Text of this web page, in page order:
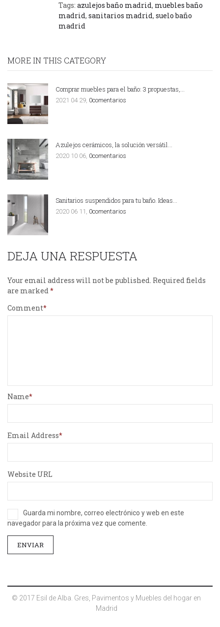
Tags: azulejos baño madrid, muebles baño
madrid, sanitarios madrid, suelo baño
madrid
MORE IN THIS CATEGORY
Comprar muebles para el baño: 3 propuestas,…
2021 04 29, 0comentarios
Azulejos cerámicos, la solución versátil…
2020 10 06, 0comentarios
Sanitarios suspendidos para tu baño. Ideas…
2020 06 11, 0comentarios
DEJA UNA RESPUESTA
Your email address will not be published. Required fields
are marked
Comment
Name
Email Address
Website URL
Guarda mi nombre, correo electrónico y web en este
navegador para la próxima vez que comente.
© 2017 Esil de Alba. Gres, Pavimentos y Muebles del hogar en
Madrid